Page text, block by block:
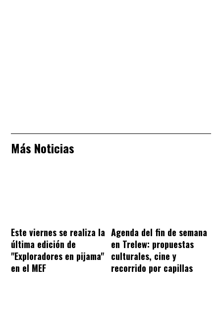
Más Noticias
Este viernes se realiza la
última edición de
"Exploradores en pijama"
en el MEF
Agenda del fin de semana
en Trelew: propuestas
culturales, cine y
recorrido por capillas